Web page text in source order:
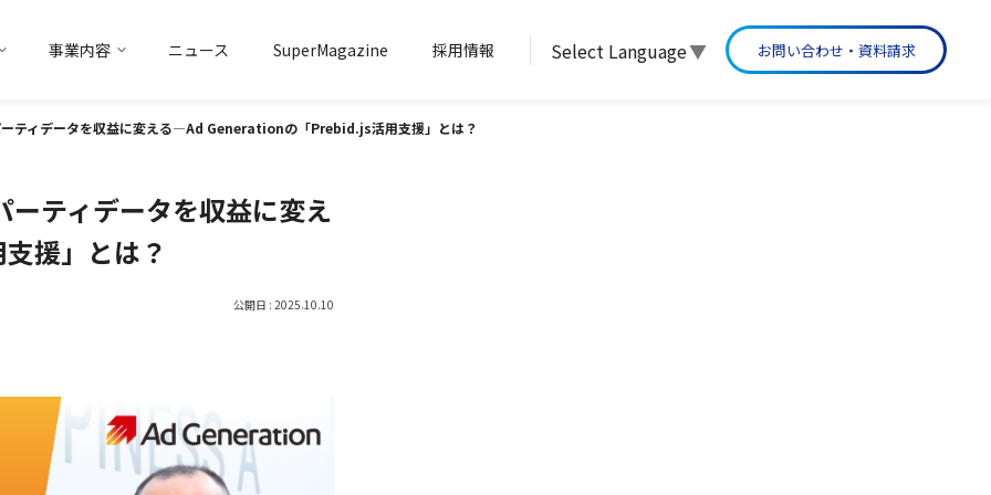
アイデンティティ トップメッセージ 会社概要 グループ企業
事業内容
マーケティングソリューション事業 データ ソリューション事業
ニュース SuperMagazine 採用情報 Select Language▼ お問い合わせ・資料請求
ーティデータを収益に変える―Ad Generationの「Prebid.js活用支援」とは？
ティデータを収益に変え
援」とは？
公開日 : 2025.10.10